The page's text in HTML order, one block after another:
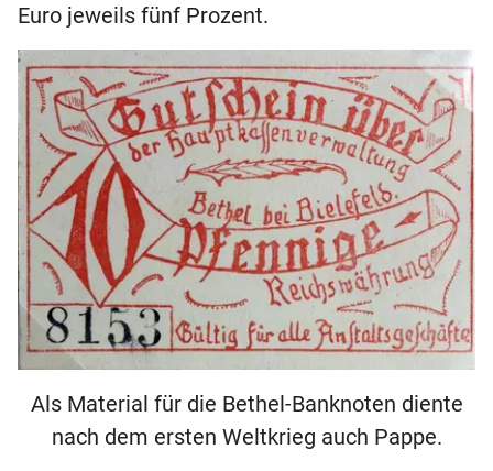
Euro jeweils fünf Prozent.
Als Material für die Bethel-Banknoten diente
nach dem ersten Weltkrieg auch Pappe.